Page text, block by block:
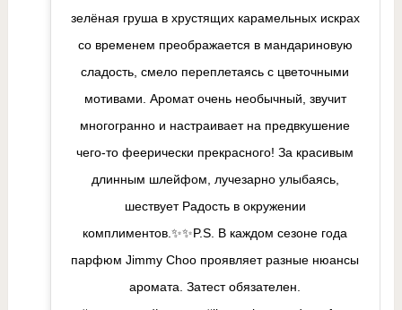
зелёная груша в хрустящих карамельных искрах
со временем преображается в мандариновую
сладость, смело переплетаясь с цветочными
мотивами. Аромат очень необычный, звучит
многогранно и настраивает на предвкушение
чего-то феерически прекрасного! За красивым
длинным шлейфом, лучезарно улыбаясь,
шествует Радость в окружении
комплиментов.✨✨P.S. В каждом сезоне года
парфюм Jimmy Choo проявляет разные нюансы
аромата. Затест обязателен.